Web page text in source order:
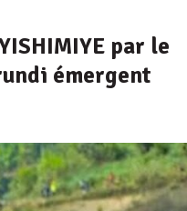
par le
émergent